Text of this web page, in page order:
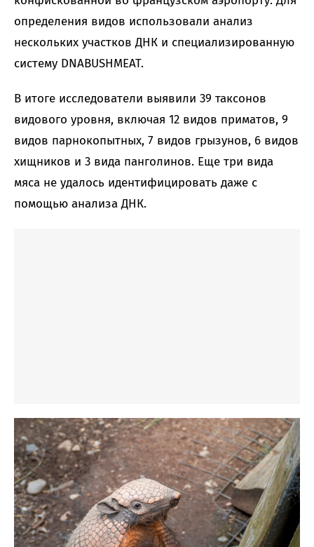
определения видов использовали анализ
нескольких участков ДНК и специализированную
систему DNABUSHMEAT.
В итоге исследователи выявили 39 таксонов
видового уровня, включая 12 видов приматов, 9
видов парнокопытных, 7 видов грызунов, 6 видов
хищников и 3 вида панголинов. Еще три вида
мяса не удалось идентифицировать даже с
помощью анализа ДНК.